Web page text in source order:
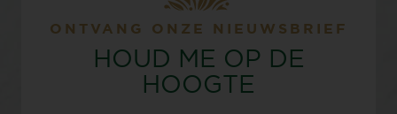
ONTVANG ONZE NIEUWSBRIEF
HOUD ME OP DE
HOOGTE